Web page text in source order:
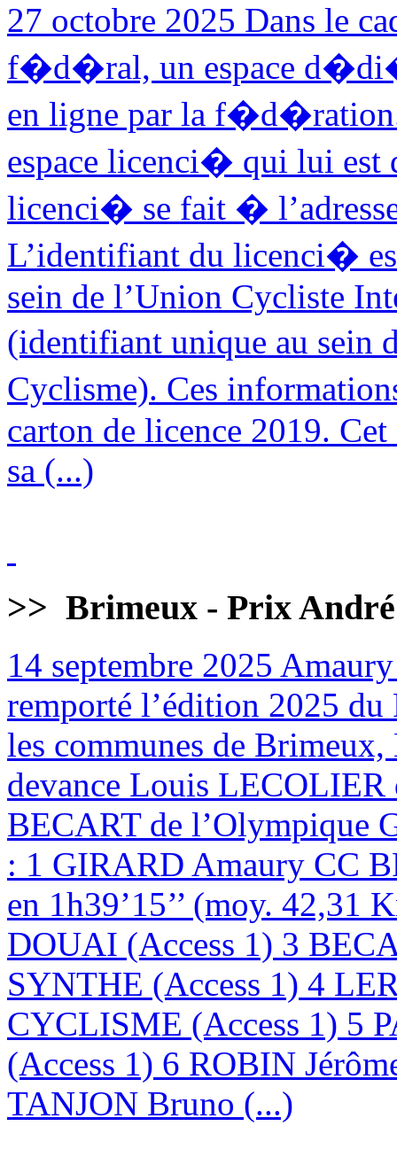
27 octobre 2025 Dans le
f�d�ral, un espace
en ligne par la
espace licenci� qui lui
licenci� se fait �
L’identifiant du licenci�
sein de l’Union Cycliste
(identifiant unique au
Cyclisme). Ces
carton de licence 2019.
sa (...)
>> Brimeux - Prix André
14 septembre 2025
remporté l’édition 2025
les communes de
devance Louis
BECART de l’Olympique
: 1 GIRARD Amaury CC
en 1h39’15’’ (moy.
DOUAI (Access 1) 3
SYNTHE (Access 1) 4
CYCLISME (Access 1) 5
(Access 1) 6 ROBIN
TANJON Bruno (...)